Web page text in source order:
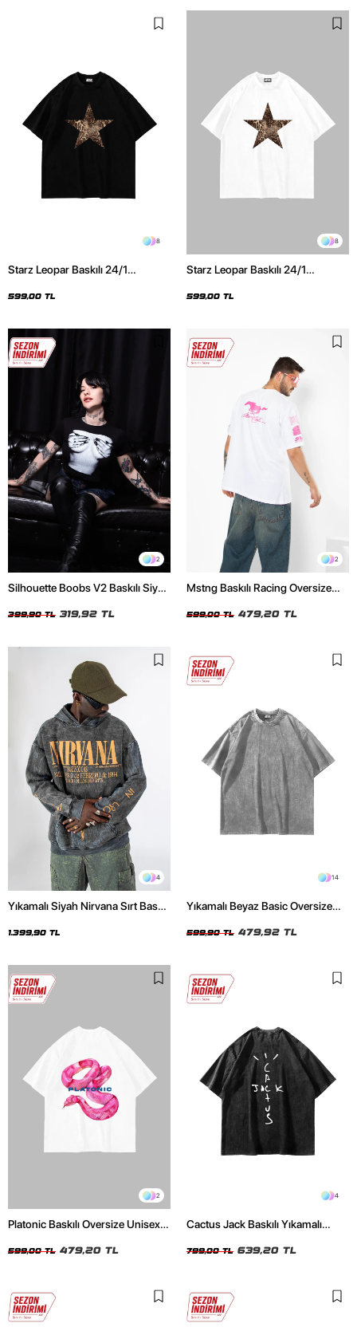
8
Starz Leopar Baskılı 24/1
599,00 TL
8
Starz Leopar Baskılı 24/1
599,00 TL
2
Silhouette Boobs V2 Baskılı Siyah
399,90 TL 319,92 TL
2
Mstng Baskılı Racing Oversize
599,00 TL 479,20 TL
4
Yıkamalı Siyah Nirvana Sırt Baskılı
1.399,90 TL
14
Yıkamalı Beyaz Basic Oversize
599,90 TL 479,92 TL
2
Platonic Baskılı Oversize Unisex
599,00 TL 479,20 TL
4
Cactus Jack Baskılı Yıkamalı
799,00 TL 639,20 TL